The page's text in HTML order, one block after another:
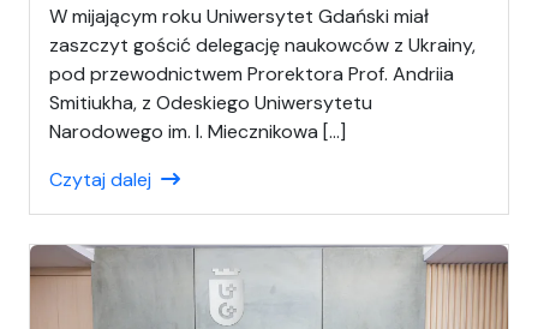
W mijającym roku Uniwersytet Gdański miał
zaszczyt gościć delegację naukowców z Ukrainy,
pod przewodnictwem Prorektora Prof. Andriia
Smitiukha, z Odeskiego Uniwersytetu
Narodowego im. I. Miecznikowa […]
Czytaj dalej